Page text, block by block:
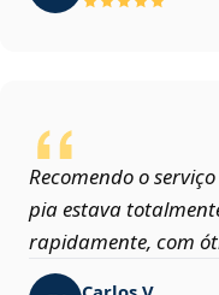
Recomendo o
pia estava
rapidamente, com